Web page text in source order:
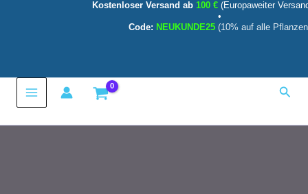
Kostenloser Versand ab 100 € (Europaweiter
•
Code: NEUKUNDE25 (10% auf alle
Main